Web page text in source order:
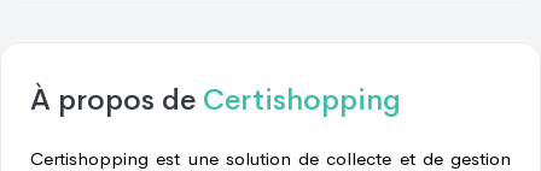
À propos de Certishopping
Certishopping est une solution de collecte et de gestion